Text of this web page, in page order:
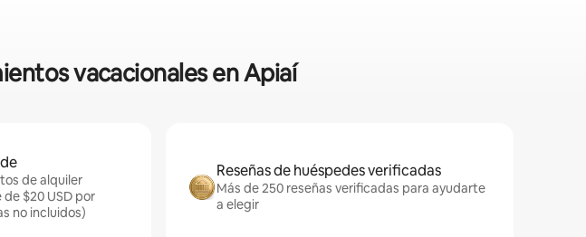
vacacionales en Apiaí
de alquiler
$20 USD por
no incluidos)
Reseñas de huéspedes verificadas
Más de 250 reseñas verificadas para ayudarte
a elegir